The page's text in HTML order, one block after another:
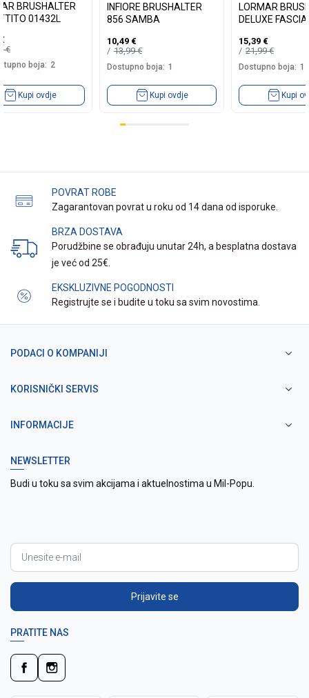
BRUSHALTER
01432L
€
€
boja: 2
Kupi ovdje
INFIORE BRUSHALTER
856 SAMBA
10,49 €
13,99€
Dostupno boja: 1
Kupi ovdje
LORMAR
DELUXE FASCIA
15,39 €
21,99€
Dostupno boja: 1
Kupi
POVRAT ROBE
Zagarantovan povrat u roku od 14 dana od isporuke.
BRZA DOSTAVA
Porudžbine se obrađuju unutar 24h, a besplatna dostava
je već od 25€.
EKSKLUZIVNE POGODNOSTI
Registrujte se i budite u toku sa svim novostima.
PODACI O KOMPANIJI
KORISNIČKI SERVIS
INFORMACIJE
NEWSLETTER
Budi u toku sa svim akcijama i aktuelnostima u Mil-Popu.
Prijavite se
PRATITE NAS